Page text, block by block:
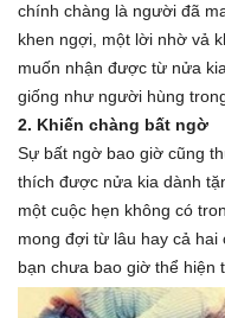
chính chàng là người đã
khen ngợi, một lời nhờ vả
muốn nhận được từ nửa
giống như người hùng
2. Khiến chàng bất ngờ
Sự bất ngờ bao giờ cũng
thích được nửa kia dành
một cuộc hẹn không có
mong đợi từ lâu hay cả
bạn chưa bao giờ thể hiện